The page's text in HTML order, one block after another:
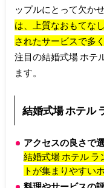
ップルにとって欠か
は、上質なおもてな
されたサービスで多
注目の結婚式場 ホテ
ます。
結婚式場 ホテル
アクセスの良さで
結婚式場 ホテル ラ
トが集まりやすい